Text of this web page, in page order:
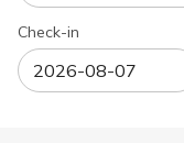
Check-in